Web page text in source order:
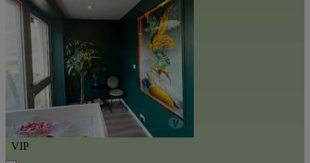
VIP